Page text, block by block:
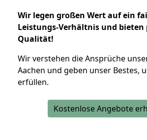
Wir legen großen Wert auf ein
Leistungs-Verhältnis und bieten
Qualität!
Wir verstehen die Ansprüche
Aachen und geben unser Bestes,
erfüllen.
Kostenlose Angebote